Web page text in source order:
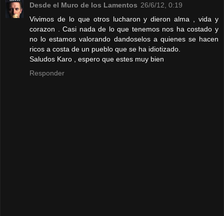
Desde el Muro de los Lamentos 26/6/12, 0:19
Vivimos de lo que otros lucharon y dieron alma , vida y
corazon . Casi nada de lo que tenemos nos ha costado y
no lo estamos valorando dandoselos a quienes se hacen
ricos a costa de un pueblo que se ha idiotizado.
Saludos Karo , espero que estes muy bien
Responder